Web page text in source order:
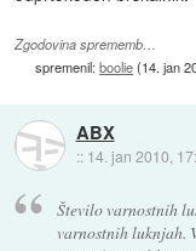
Zgodovina sprememb…
spremenil:boolie(14. jan
ABX
:: 14. jan 2010,
Število varnostnih
varnostnih luknjah.